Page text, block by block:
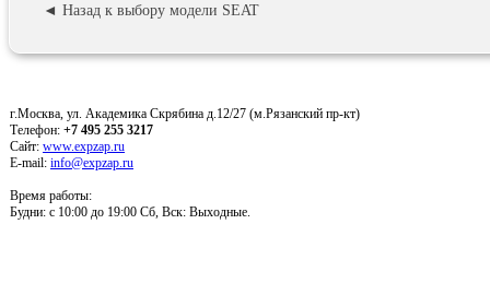
◄ Назад к выбору модели SEAT
г.Москва, ул. Академика Скрябина д.12/27 (м.Рязанский пр-кт)
Телефон: +7 495 255 3217
Сайт: www.expzap.ru
E-mail: info@expzap.ru
Время работы:
Будни: c 10:00 до 19:00 Сб, Вск: Выходные.